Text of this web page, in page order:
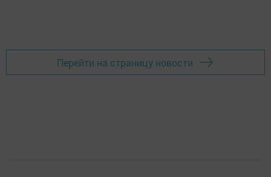
Перейти на страницу новости